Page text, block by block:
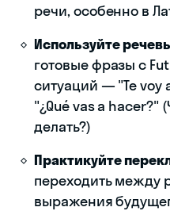
речи, особенно в
Используйте
готовые фразы с
ситуаций — "Te voy
"¿Qué vas a hacer?"
делать?)
Практикуйте
переходить
выражения